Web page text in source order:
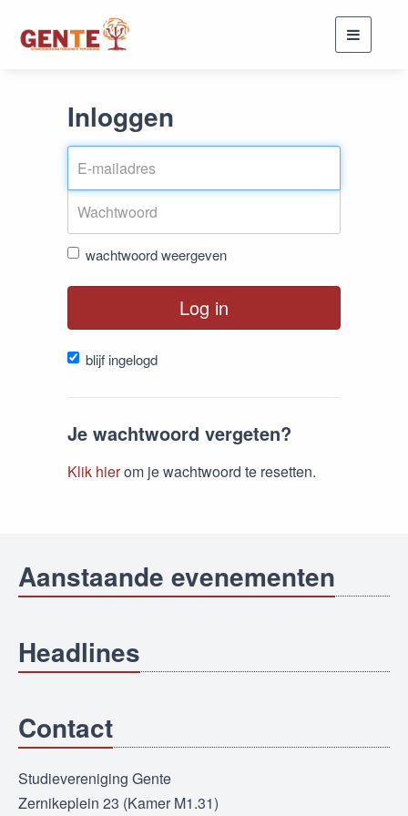
Toggle
Inloggen
wachtwoord weergeven
Log in
blijf ingelogd
Je wachtwoord vergeten?
Klik hierom je wachtwoord te resetten.
Aanstaande evenementen
Headlines
Contact
Studievereniging Gente
Zernikeplein 23 (Kamer M1.31)